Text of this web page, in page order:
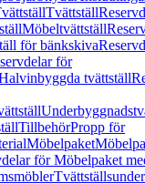
Tvättställ
Möbeltvättställ
för bänkskiva
för
tvättställ
TillbehörPropp för
Möbelpaket
för Möbelpaket